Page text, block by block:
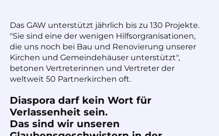
Das GAW unterstützt jährlich bis zu 130 Projekte.
"Sie sind eine der wenigen Hilfsorgranisationen,
die uns noch bei Bau und Renovierung unserer
Kirchen und Gemeindehäuser unterstützt",
betonen Vertreterinnen und Vertreter der
weltweit 50 Partnerkirchen oft.
Diaspora darf kein Wort für
Verlassenheit sein.
Das sind wir unseren